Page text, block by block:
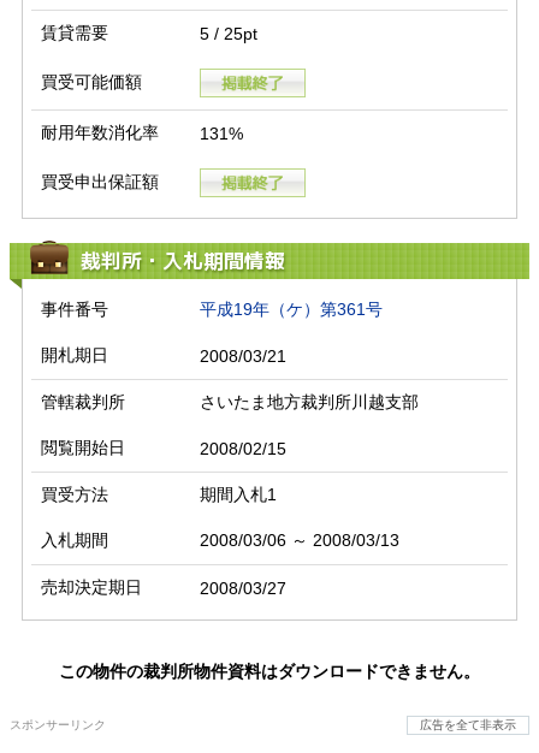
賃貸需要 5 / 25pt
買受可能価額
耐用年数消化率 131%
買受申出保証額
裁判所・入札期間情報
事件番号 平成19年（ケ）第361号
開札期日 2008/03/21
管轄裁判所 さいたま地方裁判所川越支部
閲覧開始日 2008/02/15
買受方法 期間入札1
入札期間 2008/03/06 ～ 2008/03/13
売却決定期日 2008/03/27
この物件の裁判所物件資料はダウンロードできません。
スポンサーリンク 広告を全て非表示